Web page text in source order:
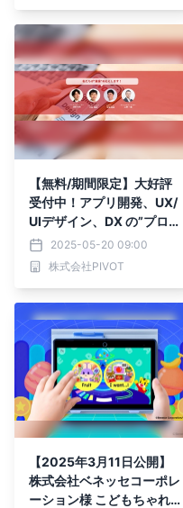
【無料/期間限定】大好評
受付中！アプリ開発、UX/
UIデザイン、DX の”プロ
に直接聞けちゃう！” 相談
会を開催
2025-05-20 09:00
株式会社PIVOT
【2025年3月11日公開】
株式会社ベネッセコーポレ
ーション様 こどもちゃれ